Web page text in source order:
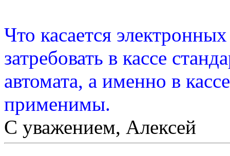
Что касается
затребовать в кассе
автомата, а именно в
применимы.
С уважением, Алексей